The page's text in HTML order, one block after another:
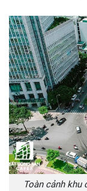
Toàn cảnh khu